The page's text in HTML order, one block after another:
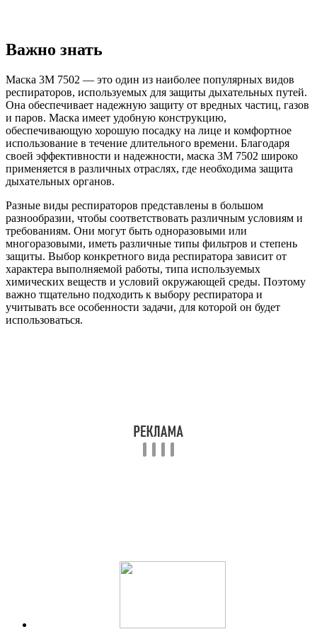
Важно знать
Маска 3М 7502 — это один из наиболее популярных видов
респираторов, используемых для защиты дыхательных путей.
Она обеспечивает надежную защиту от вредных частиц, газов
и паров. Маска имеет удобную конструкцию,
обеспечивающую хорошую посадку на лице и комфортное
использование в течение длительного времени. Благодаря
своей эффективности и надежности, маска 3М 7502 широко
применяется в различных отраслях, где необходима защита
дыхательных органов.
Разные виды респираторов представлены в большом
разнообразии, чтобы соответствовать различным условиям и
требованиям. Они могут быть одноразовыми или
многоразовыми, иметь различные типы фильтров и степень
защиты. Выбор конкретного вида респиратора зависит от
характера выполняемой работы, типа используемых
химических веществ и условий окружающей среды. Поэтому
важно тщательно подходить к выбору респиратора и
учитывать все особенности задачи, для которой он будет
использоваться.